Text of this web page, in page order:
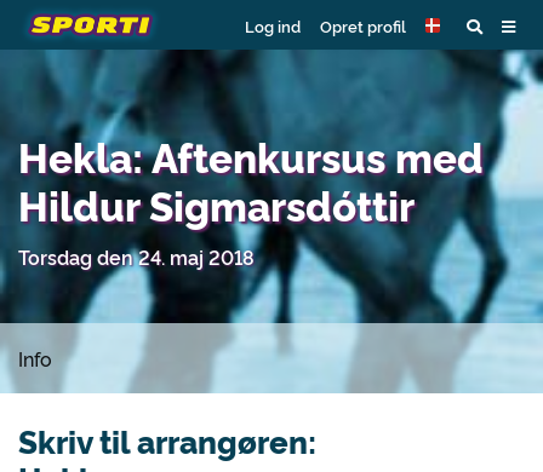
Log ind Opret profil
Hekla: Aftenkursus med
Hildur Sigmarsdóttir
Torsdag den 24. maj 2018
Info
Skriv til arrangøren: